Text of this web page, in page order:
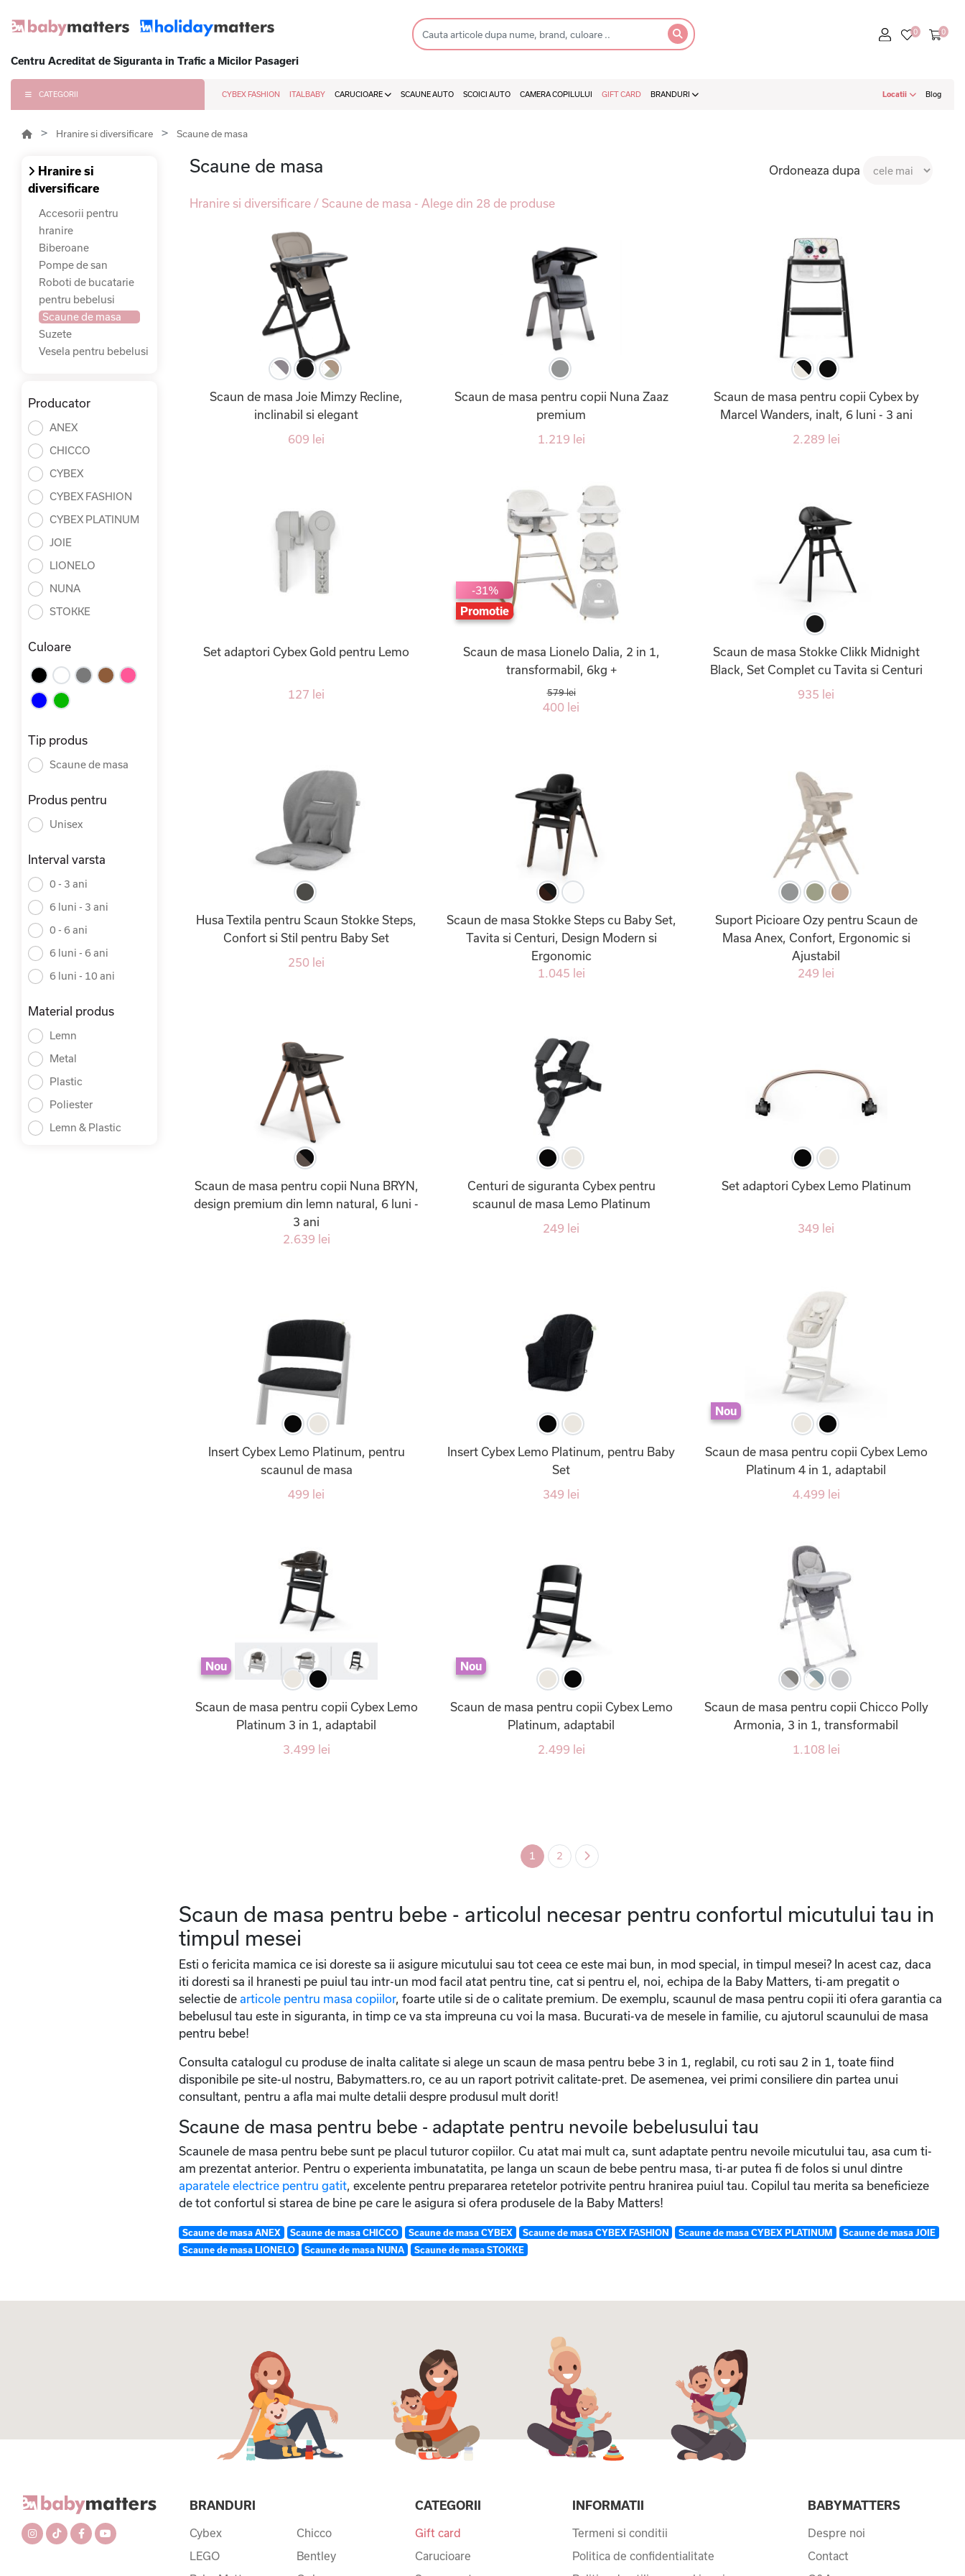
Centru Acreditat de Siguranta in Trafic a Micilor Pasageri
CATEGORII CYBEX FASHION ITALBABY CARUCIOARE SCAUNE AUTO SCOICI AUTO CAMERA COPILULUI GIFT CARD BRANDURI Locatii Blog
Hranire si diversificare Scaune de masa
Hranire si
diversificare
Accesorii pentru
hranire
Biberoane
Pompe de san
Roboti de bucatarie
pentru bebelusi
Scaune de masa
Suzete
Vesela pentru bebelusi
Producator
ANEX
CHICCO
CYBEX
CYBEX FASHION
CYBEX PLATINUM
JOIE
LIONELO
NUNA
STOKKE
Culoare
Tip produs
Scaune de masa
Produs pentru
Unisex
Interval varsta
0 - 3 ani
6 luni - 3 ani
0 - 6 ani
6 luni - 6 ani
6 luni - 10 ani
Material produs
Lemn
Metal
Plastic
Poliester
Lemn & Plastic
Scaune de masa Ordoneaza dupa
Hranire si diversificare / Scaune de masa - Alege din 28 de produse
Scaun de masa Joie Mimzy Recline,
inclinabil si elegant
609 lei
Scaun de masa pentru copii Nuna Zaaz
premium
1.219 lei
Scaun de masa pentru copii Cybex by
Marcel Wanders, inalt, 6 luni - 3 ani
2.289 lei
Set adaptori Cybex Gold pentru Lemo
127 lei
-31%
Promotie
Scaun de masa Lionelo Dalia, 2 in 1,
transformabil, 6kg +
579 lei
400 lei
Scaun de masa Stokke Clikk Midnight
Black, Set Complet cu Tavita si Centuri
935 lei
Husa Textila pentru Scaun Stokke Steps,
Confort si Stil pentru Baby Set
250 lei
Scaun de masa Stokke Steps cu Baby Set,
Tavita si Centuri, Design Modern si
Ergonomic
1.045 lei
Suport Picioare Ozy pentru Scaun de
Masa Anex, Confort, Ergonomic si
Ajustabil
249 lei
Scaun de masa pentru copii Nuna BRYN,
design premium din lemn natural, 6 luni -
3 ani
2.639 lei
Centuri de siguranta Cybex pentru
scaunul de masa Lemo Platinum
249 lei
Set adaptori Cybex Lemo Platinum
349 lei
Insert Cybex Lemo Platinum, pentru
scaunul de masa
499 lei
Insert Cybex Lemo Platinum, pentru Baby
Set
349 lei
Nou
Scaun de masa pentru copii Cybex Lemo
Platinum 4 in 1, adaptabil
4.499 lei
Nou
Scaun de masa pentru copii Cybex Lemo
Platinum 3 in 1, adaptabil
3.499 lei
Nou
Scaun de masa pentru copii Cybex Lemo
Platinum, adaptabil
2.499 lei
Scaun de masa pentru copii Chicco Polly
Armonia, 3 in 1, transformabil
1.108 lei
1 2
Scaun de masa pentru bebe - articolul necesar pentru confortul micutului tau in
timpul mesei
Esti o fericita mamica ce isi doreste sa ii asigure micutului sau tot ceea ce este mai bun, in mod special, in timpul mesei? In acest caz, daca
iti doresti sa il hranesti pe puiul tau intr-un mod facil atat pentru tine, cat si pentru el, noi, echipa de la Baby Matters, ti-am pregatit o
selectie de articole pentru masa copiilor, foarte utile si de o calitate premium. De exemplu, scaunul de masa pentru copii iti ofera garantia ca
bebelusul tau este in siguranta, in timp ce va sta impreuna cu voi la masa. Bucurati-va de mesele in familie, cu ajutorul scaunului de masa
pentru bebe!
Consulta catalogul cu produse de inalta calitate si alege un scaun de masa pentru bebe 3 in 1, reglabil, cu roti sau 2 in 1, toate fiind
disponibile pe site-ul nostru, Babymatters.ro, ce au un raport potrivit calitate-pret. De asemenea, vei primi consiliere din partea unui
consultant, pentru a afla mai multe detalii despre produsul mult dorit!
Scaune de masa pentru bebe - adaptate pentru nevoile bebelusului tau
Scaunele de masa pentru bebe sunt pe placul tuturor copiilor. Cu atat mai mult ca, sunt adaptate pentru nevoile micutului tau, asa cum ti-
am prezentat anterior. Pentru o experienta imbunatatita, pe langa un scaun de bebe pentru masa, ti-ar putea fi de folos si unul dintre
aparatele electrice pentru gatit, excelente pentru prepararea retetelor potrivite pentru hranirea puiul tau. Copilul tau merita sa beneficieze
de tot confortul si starea de bine pe care le asigura si ofera produsele de la Baby Matters!
Scaune de masa ANEX Scaune de masa CHICCO Scaune de masa CYBEX Scaune de masa CYBEX FASHION Scaune de masa CYBEX PLATINUM
Scaune de masa JOIE
Scaune de masa LIONELO
Scaune de masa NUNA Scaune de masa STOKKE
BRANDURI
Cybex
LEGO
Chicco
Bentley
CATEGORII
Gift card
Carucioare
INFORMATII
Termeni si conditii
Politica de confidentialitate
BABYMATTERS
Despre noi
Contact